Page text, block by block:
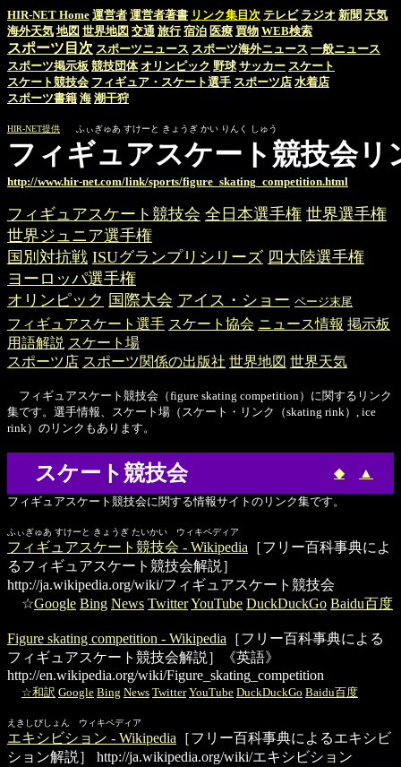
HIR-NET Home 運営者 運営者著書 リンク集目次 テレビ ラジオ 新聞 天気
海外天気 地図 世界地図 交通 旅行 宿泊 医療 買物 WEB検索
スポーツ目次 スポーツニュース スポーツ海外ニュース 一般ニュース
スポーツ掲示板 競技団体 オリンピック 野球 サッカー スケート
スケート競技会 フィギュア・スケート選手 スポーツ店 水着店
スポーツ書籍 海 潮干狩
HIR-NET提供 ふぃぎゅあ すけーと きょうぎ かい りんく しゅう
フィギュアスケート競技会リ
http://www.hir-net.com/link/sports/figure_skating_competition.html
フィギュアスケート競技会 全日本選手権 世界選手権
世界ジュニア選手権
国別対抗戦 ISUグランプリシリーズ 四大陸選手権
ヨーロッパ選手権
オリンピック 国際大会 アイス・ショー ページ末尾
フィギュアスケート選手 スケート協会 ニュース情報 掲示板
用語解説 スケート場
スポーツ店 スポーツ関係の出版社 世界地図 世界天気
フィギュアスケート競技会（figure skating competition）に関するリンク
集です。選手情報、スケート場（スケート・リンク（skating rink）, ice
rink）のリンクもあります。
スケート競技会 ◆ ▲
フィギュアスケート競技会に関する情報サイトのリンク集です。
ふぃぎゅあ すけーと きょうぎ たいかい ウィキペディア
フィギュアスケート競技会 - Wikipedia ［フリー百科事典によ
るフィギュアスケート競技会解説］
http://ja.wikipedia.org/wiki/フィギュアスケート競技会
☆Google Bing News TwitterYouTube DuckDuckGo Baidu百度
Figure skating competition - Wikipedia ［フリー百科事典による
フィギュアスケート競技会解説］《英語》
http://en.wikipedia.org/wiki/Figure_skating_competition
☆和訳 Google Bing News Twitter YouTube DuckDuckGo Baidu百度
えきしびしょん ウィキペディア
エキシビション - Wikipedia ［フリー百科事典によるエキシビ
ション解説］
http://ja.wikipedia.org/wiki/エキシビション